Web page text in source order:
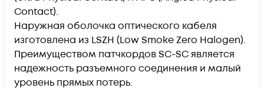
Contact).
Наружная оболочка оптического кабеля
изготовлена из LSZH (Low Smoke Zero Halogen).
Преимуществом патчкордов SC-SC является
надежность разъемного соединения и малый
уровень прямых потерь.